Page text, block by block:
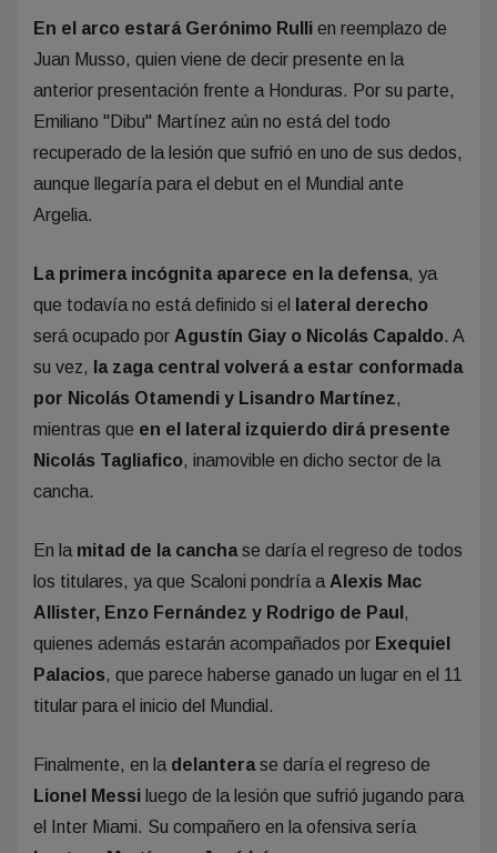
En el arco estará Gerónimo Rulli en reemplazo de
Juan Musso, quien viene de decir presente en la
anterior presentación frente a Honduras. Por su parte,
Emiliano "Dibu" Martínez aún no está del todo
recuperado de la lesión que sufrió en uno de sus dedos,
aunque llegaría para el debut en el Mundial ante
Argelia.
La primera incógnita aparece en la defensa, ya
que todavía no está definido si el
lateral derecho
será ocupado por Agustín Giay o Nicolás Capaldo. A
su vez,
la zaga central volverá a estar conformada
por Nicolás Otamendi y Lisandro Martínez,
mientras que en el lateral izquierdo dirá presente
Nicolás Tagliafico, inamovible en dicho sector de la
cancha.
En la mitad de la canchase daría el regreso de todos
los titulares, ya que Scaloni pondría a Alexis Mac
Allister, Enzo Fernández y Rodrigo de Paul ,
quienes además estarán acompañados por Exequiel
Palacios, que parece haberse ganado un lugar en el 11
titular para el inicio del Mundial.
Finalmente, en la delanterase daría el regreso de
Lionel Messi luego de la lesión que sufrió jugando para
el Inter Miami. Su compañero en la ofensiva sería